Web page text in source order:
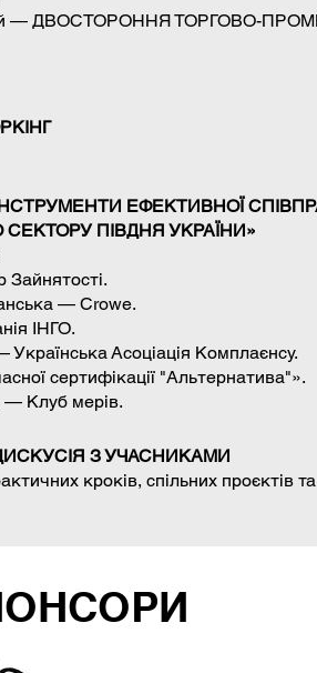
— ДВОСТОРОННЯ ТОРГОВО-
ЕФЕКТИВНОЇ
СЕКТОРУ ПІВДНЯ УКРАЇНИ»
— Crowe.
ІНГО.
Асоціація Комплаєнсу.
сертифікації "Альтернатива"».
— Клуб мерів.
З УЧАСНИКАМИ
кроків, спільних проєктів